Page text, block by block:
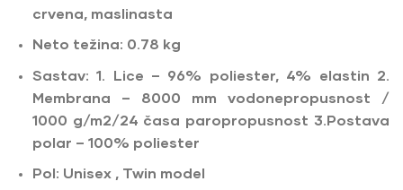
crvena, maslinasta
Neto težina: 0.78 kg
Sastav: 1. Lice – 96% poliester, 4% elastin 2.
Membrana – 8000 mm vodonepropusnost /
1000 g/m2/24 časa paropropusnost 3.Postava
polar – 100% poliester
Pol: Unisex , Twin model